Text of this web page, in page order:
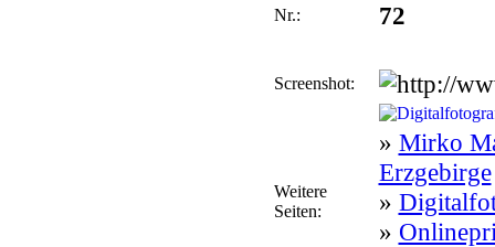
Nr.: 72
Screenshot:
Weitere
Seiten:
» Mirko
Erzgebirge
»
»